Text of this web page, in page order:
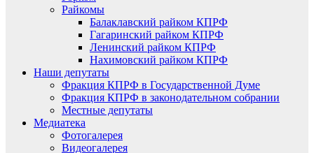
Райкомы
Балаклавский райком КПРФ
Гагаринский райком КПРФ
Ленинский райком КПРФ
Нахимовский райком КПРФ
Наши депутаты
Фракция КПРФ в Государственной Думе
Фракция КПРФ в законодательном собрании
Местные депутаты
Медиатека
Фотогалерея
Видеогалерея